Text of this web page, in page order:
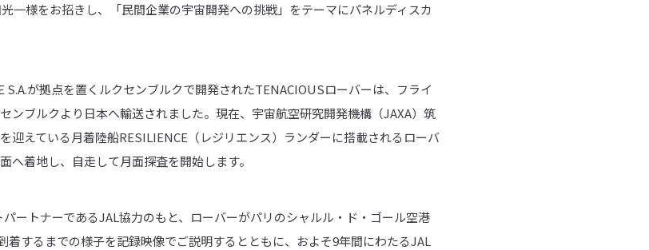
一様をお招きし、「民間企業の宇宙開発への挑戦」をテーマにパネルディスカ
が拠点を置くルクセンブルクで開発されたTENACIOUSローバーは、フライ
ンブルクより日本へ輸送されました。現在、宇宙航空研究開発機構（JAXA）筑
迎えている月着陸船RESILIENCE（レジリエンス）ランダーに搭載されるローバ
へ着地し、自走して月面探査を開始します。
ートナーであるJAL協力のもと、ローバーがパリのシャルル・ド・ゴール空港
着するまでの様子を記録映像でご説明するとともに、およそ9年間にわたるJAL